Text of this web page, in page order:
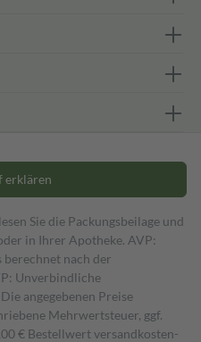
erklären
Sie die Packungsbeilage und
in Ihrer Apotheke. AVP:
nach der
Unverbindliche
angegebenen Preise
Mehrwertsteuer, ggf.
€ Bestell­wert versand­kosten­